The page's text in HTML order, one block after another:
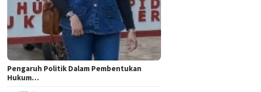
Pengaruh Politik Dalam Pembentukan
Hukum…